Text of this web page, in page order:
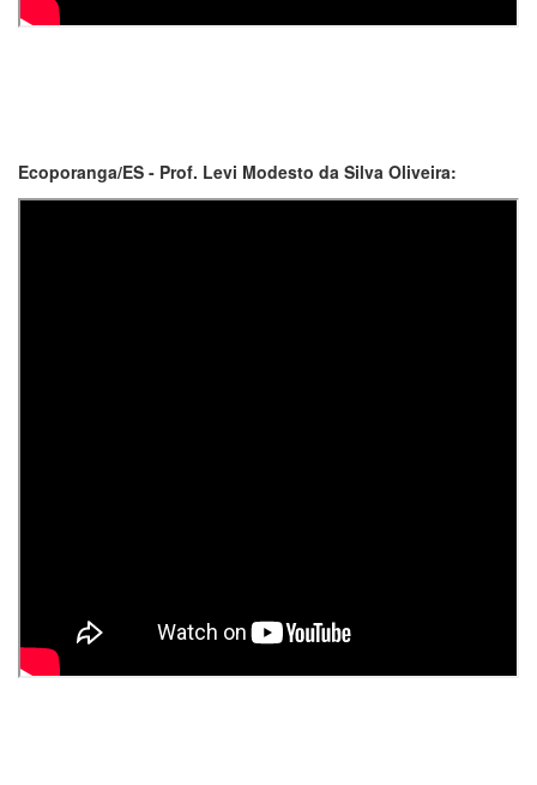
Ecoporanga/ES - Prof. Levi Modesto da Silva Oliveira: